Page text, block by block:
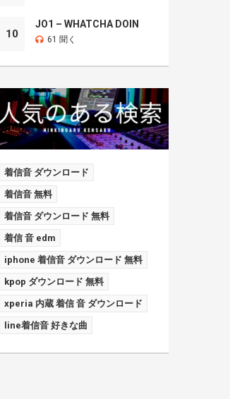
10
JO1 – WHATCHA DOIN
61 聞く
着信音 ダウンロード
着信音 無料
着信音 ダウンロード 無料
着信 音 edm
iphone 着信音 ダウンロード 無料
kpop ダウンロード 無料
xperia 内蔵 着信 音 ダウンロード
line着信音 好きな曲